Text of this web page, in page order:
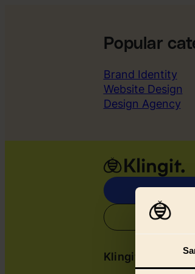
Popular
Brand Identity
Website Design
Design Agency
Klingit